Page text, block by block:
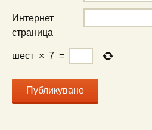
Интернет
страница
шест × 7 =